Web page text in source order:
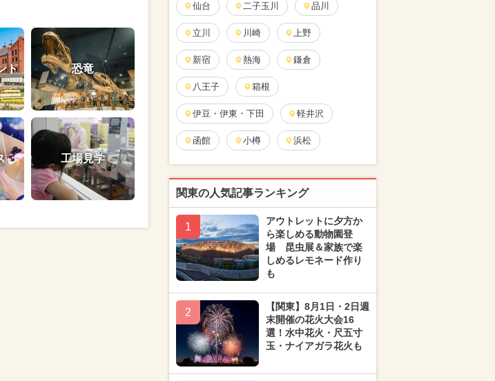
ト 恐竜
工場見学
仙台 二子玉川 品川
立川 川崎 上野
新宿 熱海 鎌倉
八王子 箱根
伊豆・伊東・下田 軽井沢
函館 小樽 浜松
関東の人気記事ランキング
1
アウトレットに夕方か
ら楽しめる動物園登
場 昆虫展＆家族で楽
しめるレモネード作り
も
2
【関東】8月1日・2日週
末開催の花火大会16
選！水中花火・尺五寸
玉・ナイアガラ花火も